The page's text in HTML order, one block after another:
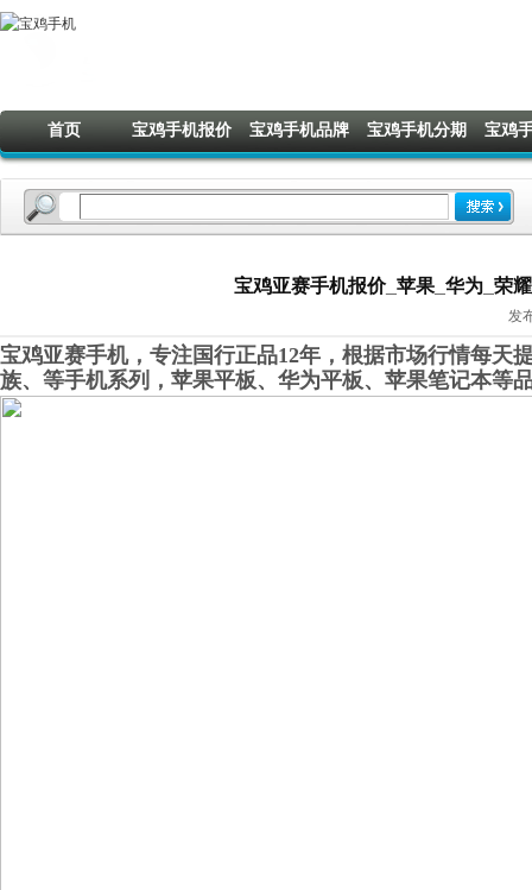
首页 宝鸡手机报价 宝鸡手机品牌 宝鸡手机分期 宝鸡
宝鸡亚赛手机报价_苹果_华为_荣
发
宝鸡亚赛手机，专注国行正品12年，根据市场行情每天
族、等手机系列，苹果平板、华为平板、苹果笔记本等